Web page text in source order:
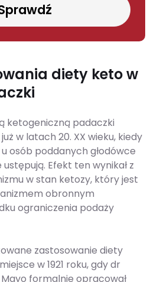
diety keto w
ketogeniczną padaczki
w latach 20. XX wieku, kiedy
osób poddanych głodówce
Efekt ten wynikał z
w stan ketozy, który jest
obronnym
ograniczenia podaży
zastosowanie diety
w 1921 roku, gdy dr
Mayo formalnie opracował